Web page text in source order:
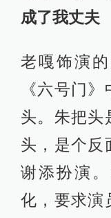
成了我丈夫
老嘎饰演
《六号门
头。朱把头
头，是个反
谢添扮演
化，要求演